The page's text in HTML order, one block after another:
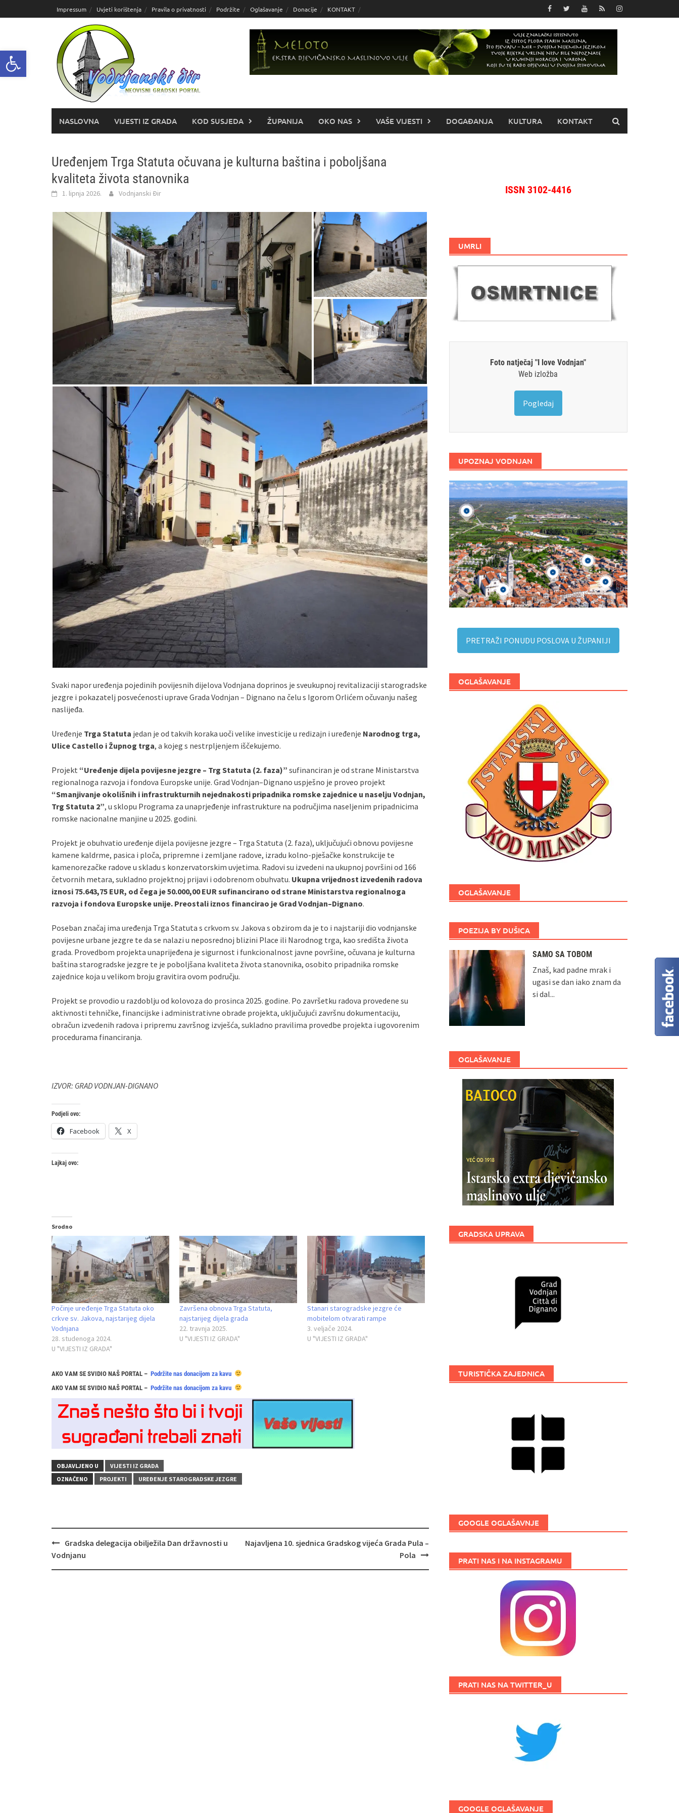
Open toolbar
do
Impressum Uvjeti korištenja Pravila o privatnosti Podržite Oglašavanje Donacije KONTAKT
NASLOVNA VIJESTI IZ GRADA KOD SUSJEDA ŽUPANIJA OKO NAS VAŠE VIJESTI DOGAĐANJA KULTURA KONTAKT
Uređenjem Trga Statuta očuvana je kulturna baština i poboljšana
kvaliteta života stanovnika
1. lipnja 2026. Vodnjanski Đir
Svaki napor uređenja pojedinih povijesnih dijelova Vodnjana doprinos je sveukupnoj revitalizaciji starogradske
jezgre i pokazatelj posvećenosti uprave Grada Vodnjan – Dignano na čelu s Igorom Orlićem očuvanju našeg
naslijeđa.
Uređenje Trga Statuta jedan je od takvih koraka uoči velike investicije u redizajn i uređenje Narodnog trga,
Ulice Castello i Župnog trga, a kojeg s nestrpljenjem iščekujemo.
Projekt “Uređenje dijela povijesne jezgre – Trg Statuta (2. faza)” sufinanciran je od strane Ministarstva
regionalnoga razvoja i fondova Europske unije. Grad Vodnjan–Dignano uspješno je proveo projekt
“Smanjivanje okolišnih i infrastrukturnih nejednakosti pripadnika romske zajednice u naselju Vodnjan,
Trg Statuta 2”, u sklopu Programa za unaprjeđenje infrastrukture na područjima naseljenim pripadnicima
romske nacionalne manjine u 2025. godini.
Projekt je obuhvatio uređenje dijela povijesne jezgre – Trga Statuta (2. faza), uključujući obnovu povijesne
kamene kaldrme, pasica i ploča, pripremne i zemljane radove, izradu kolno‑pješačke konstrukcije te
kamenorezačke radove u skladu s konzervatorskim uvjetima. Radovi su izvedeni na ukupnoj površini od 166
četvornih metara, sukladno projektnoj prijavi i odobrenom obuhvatu. Ukupna vrijednost izvedenih radova
iznosi 75.643,75 EUR, od čega je 50.000,00 EUR sufinancirano od strane Ministarstva regionalnoga
razvoja i fondova Europske unije. Preostali iznos financirao je Grad Vodnjan–Dignano.
Poseban značaj ima uređenja Trga Statuta s crkvom sv. Jakova s obzirom da je to i najstariji dio vodnjanske
povijesne urbane jezgre te da se nalazi u neposrednoj blizini Place ili Narodnog trga, kao središta života
grada. Provedbom projekta unaprijeđena je sigurnost i funkcionalnost javne površine, očuvana je kulturna
baština starogradske jezgre te je poboljšana kvaliteta života stanovnika, osobito pripadnika romske
zajednice koja u velikom broju gravitira ovom području.
Projekt se provodio u razdoblju od kolovoza do prosinca 2025. godine. Po završetku radova provedene su
aktivnosti tehničke, financijske i administrativne obrade projekta, uključujući završnu dokumentaciju,
obračun izvedenih radova i pripremu završnog izvješća, sukladno pravilima provedbe projekta i ugovorenim
procedurama financiranja.
IZVOR: GRAD VODNJAN-DIGNANO
Podjeli ovo:
Facebook X
Lajkaj ovo:
Srodno
Počinje uređenje Trga Statuta oko
crkve sv. Jakova, najstarijeg dijela
Vodnjana
28. studenoga 2024.
U "VIJESTI IZ GRADA"
Završena obnova Trga Statuta,
najstarijeg dijela grada
22. travnja 2025.
U "VIJESTI IZ GRADA"
Stanari starogradske jezgre će
mobitelom otvarati rampe
3. veljače 2024.
U "VIJESTI IZ GRADA"
AKO VAM SE SVIDIO NAŠ PORTAL – Podržite nas donacijom za kavu
AKO VAM SE SVIDIO NAŠ PORTAL – Podržite nas donacijom za kavu
OBJAVLJENO U
VIJESTI IZ GRADA
OZNAČENO
PROJEKTI UREĐENJE STAROGRADSKE JEZGRE
Navigacija
objava
Gradska delegacija obilježila Dan državnosti u
Vodnjanu
Najavljena 10. sjednica Gradskog vijeća Grada Pula –
Pola
ISSN 3102-4416
UMRLI
Foto natječaj "I love Vodnjan"
Web izložba
Pogledaj
UPOZNAJ VODNJAN
PRETRAŽI PONUDU POSLOVA U ŽUPANIJI
OGLAŠAVANJE
OGLAŠAVANJE
POEZIJA BY DUŠICA
SAMO SA TOBOM
Znaš, kad padne mrak i
ugasi se dan iako znam da
si dal...
OGLAŠAVANJE
GRADSKA UPRAVA
TURISTIČKA ZAJEDNICA
GOOGLE OGLAŠAVNJE
PRATI NAS I NA INSTAGRAMU
PRATI NAS NA TWITTER_U
GOOGLE OGLAŠAVANJE